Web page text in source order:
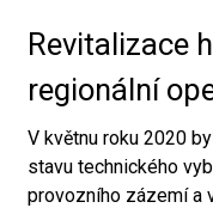
Revitalizace
regionální
V květnu roku 2020
stavu technického
provozního zázemí a